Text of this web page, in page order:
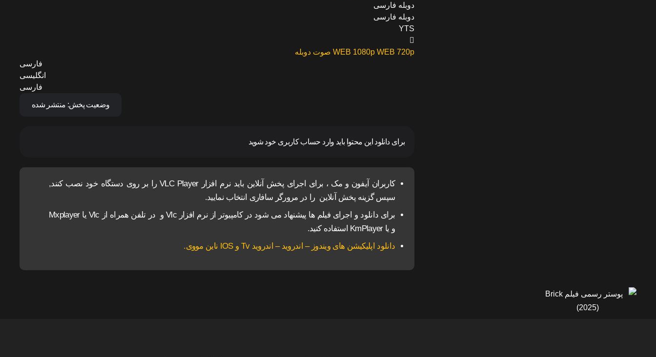
دوبله فارسی
دوبله فارسی
YTS
WEB 1080p WEB 720p
صوت دوبله
فارسی
انگلیسی
فارسی
وضعیت پخش: منتشر شده
برای دانلود این محتوا باید وارد حساب کاربری خود شوید
کاربران آیفون و مک ، برای اجرای پخش آنلاین باید نرم افزار VLC Player را بر روی دستگاه خود نصب کنند,
سپس گزینه پخش آنلاین را در مرورگر سافاری انتخاب نمایید.
برای دانلود و اجرای فیلم ها پیشنهاد می شود در کامپیوتر از نرم افزار Vlc و در تلفن همراه از Vlc یا Mxplayer
و یا KmPlayer استفاده کنید.
دانلود اپلیکیشن های ویندوز – اندروید – اندروید Tv و IOS ناین مووی.